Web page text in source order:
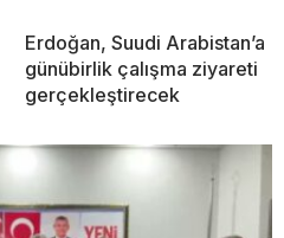
Erdoğan, Suudi Arabistan’a
günübirlik çalışma ziyareti
gerçekleştirecek